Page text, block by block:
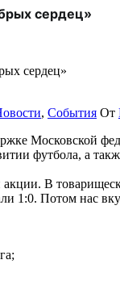
сердец»
сердец»
, События От
Московской
футбола, а
В
1:0. Потом нас